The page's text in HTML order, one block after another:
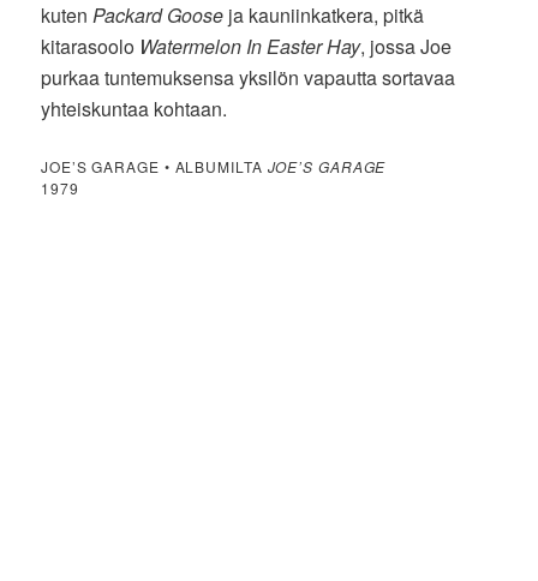
kutenPackard Goose ja kauniinkatkera, pitkä
kitarasoolo Watermelon In Easter Hay, jossa Joe
purkaa tuntemuksensa yksilön vapautta sortavaa
yhteiskuntaa kohtaan.
JOE’S GARAGE • ALBUMILTA JOE’S GARAGE
1979